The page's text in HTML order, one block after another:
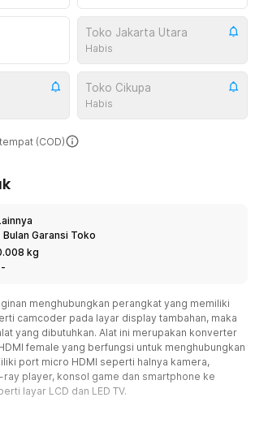
Toko Jakarta Utara
Habis
Toko Cikupa
Habis
(COD)
Bulan Garansi Toko
kg
menghubungkan perangkat yang memiliki
camcoder pada layar display tambahan, maka
yang dibutuhkan. Alat ini merupakan konverter
female yang berfungsi untuk menghubungkan
port micro HDMI seperti halnya kamera,
player, konsol game dan smartphone ke
layar LCD dan LED TV.